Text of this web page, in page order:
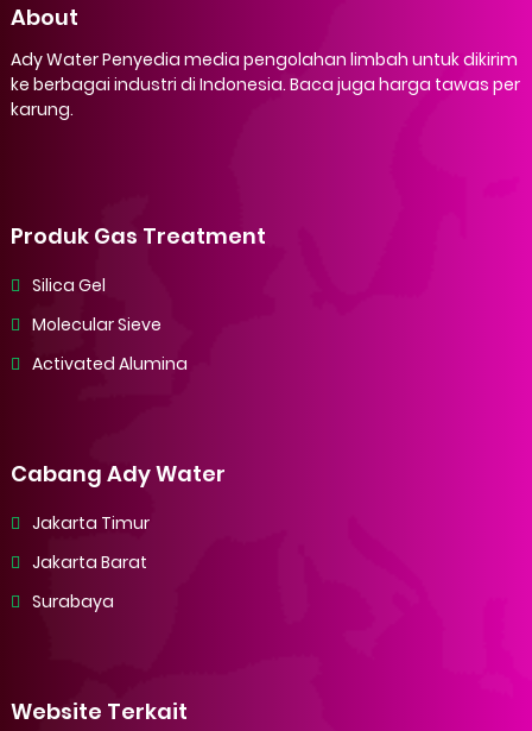
About
Ady Water Penyedia media pengolahan limbah untuk dikirim
ke berbagai industri di Indonesia. Baca juga harga tawas per
karung.
Produk Gas Treatment
Silica Gel
Molecular Sieve
Activated Alumina
Cabang Ady Water
Jakarta Timur
Jakarta Barat
Surabaya
Website Terkait